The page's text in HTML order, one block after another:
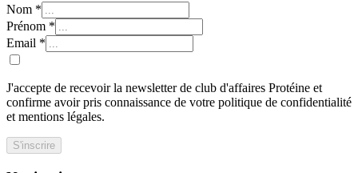
Nom *
Prénom *
Email *
J'accepte de recevoir la newsletter de club d'affaires Protéine et
confirme avoir pris connaissance de votre politique de confidentialité
et mentions légales.
S'inscrire